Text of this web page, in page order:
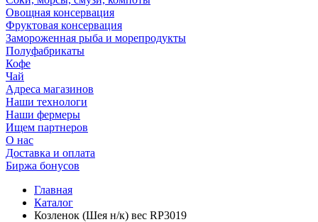
Овощная консервация
Фруктовая консервация
Замороженная рыба и морепродукты
Полуфабрикаты
Кофе
Чай
Адреса магазинов
Наши технологи
Наши фермеры
Ищем партнеров
О нас
Доставка и оплата
Биржа бонусов
Главная
Каталог
Козленок (Шея н/к) вес RP3019